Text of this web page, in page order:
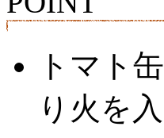
トマト
り火を